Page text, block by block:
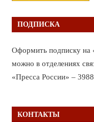
ПОДПИСКА
Оформить подписку на
можно в отделениях
«Пресса России» –
КОНТАКТЫ